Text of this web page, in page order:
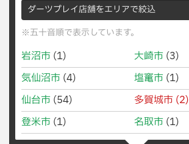
ダーツプレイ店舗をエリアで絞込
※五十音順で表示しています。
岩沼市 (1) 大崎市 (3)
気仙沼市 (4) 塩竃市 (1)
仙台市 (54) 多賀城市 (2)
登米市 (1) 名取市 (1)